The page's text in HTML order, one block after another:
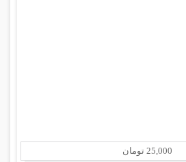
25,000 تومان